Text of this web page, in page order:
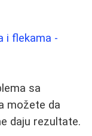
i flekama -
sa
možete da
daju rezultate.